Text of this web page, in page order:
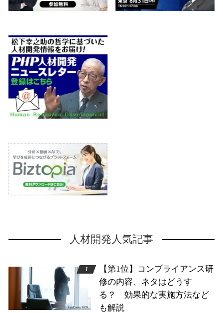
人材開発人気記事
【第1位】コンプライアンス研
修の内容、ネタはどうす
る？ 効果的な実施方法など
も解説